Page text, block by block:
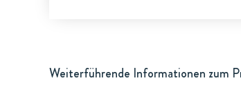
Weiterführende Informationen zum